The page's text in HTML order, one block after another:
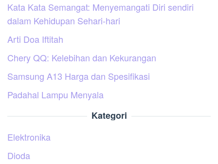
Kata Kata Semangat: Menyemangati Diri sendiri
dalam Kehidupan Sehari-hari
Arti Doa Iftitah
Chery QQ: Kelebihan dan Kekurangan
Samsung A13 Harga dan Spesifikasi
Padahal Lampu Menyala
Kategori
Elektronika
Dioda